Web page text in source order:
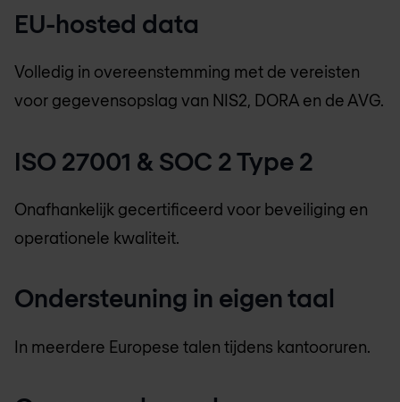
EU-hosted data
Volledig in overeenstemming met de vereisten
voor gegevensopslag van NIS2, DORA en de AVG.
ISO 27001 & SOC 2 Type 2
Onafhankelijk gecertificeerd voor beveiliging en
operationele kwaliteit.
Ondersteuning in eigen taal
In meerdere Europese talen tijdens kantooruren.